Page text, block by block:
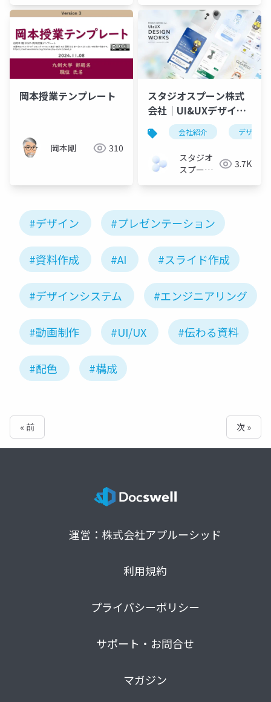
岡本授業テンプレート
岡本剛 310
スタジオスプーン株式
会社｜UI&UXデザイン
紹介資料会社紹介 デザイン
スタジオ
スプーン
3.7K
#デザイン #プレゼンテーション
#資料作成 #AI #スライド作成
#デザインシステム #エンジニアリング
#動画制作 #UI/UX #伝わる資料
#配色 #構成
« 前 次 »
運営：株式会社アプルーシッド
利用規約
プライバシーポリシー
サポート・お問合せ
マガジン